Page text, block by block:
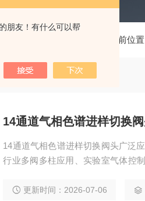
朋友！有什么可以帮
当前位置
14通道气相色谱进样切换
14通道气相色谱进样切换阀头广泛
行业多阀多柱应用、实验室气体控
更新时间：2026-07-06